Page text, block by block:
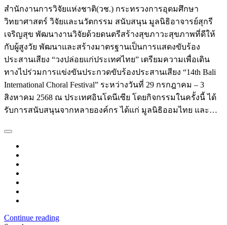
สำนักงานการวิจัยแห่งชาติ(วช.) กระทรวงการอุดมศึกษา
วิทยาศาสตร์ วิจัยและนวัตกรรม สนับสนุน มูลนิธิอาจารย์สุกรี
เจริญสุข พัฒนางานวิจัยด้วยดนตรีสร้างสุขภาวะสุขภาพที่ดีให้
กับผู้สูงวัย พัฒนาและสร้างมาตรฐานเป็นการแสดงขับร้อง
ประสานเสียง “วงปล่อยแก่ประเทศไทย” เตรียมความเพื่อเดิน
ทางไปร่วมการแข่งขันประกวดขับร้องประสานเสียง “14th Bali
International Choral Festival” ระหว่างวันที่ 29 กรกฎาคม – 3
สิงหาคม 2568 ณ ประเทศอินโดนีเซีย โดยกิจกรรมในครั้งนี้ ได้
รับการสนับสนุนจากหลายองค์กร ได้แก่ มูลนิธิออมไทย และ…
Continue reading